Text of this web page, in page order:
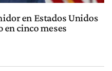
en Estados Unidos
en cinco meses